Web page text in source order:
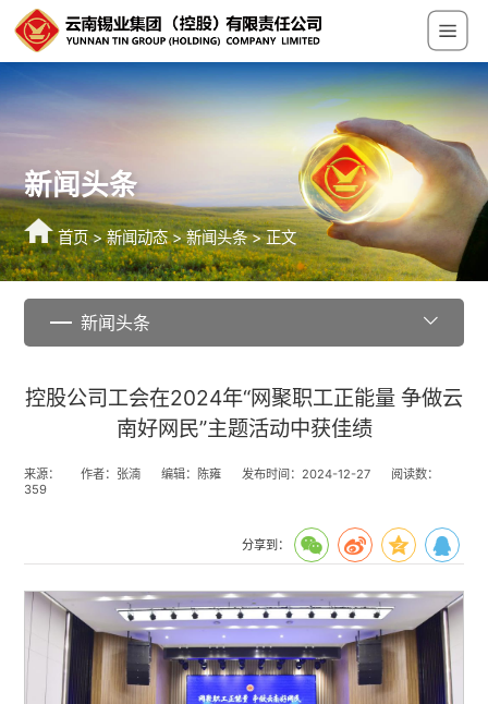
新闻头条
首页>新闻动态>新闻头条> 正文
新闻头条
控股公司工会在2024年“网聚职工正能量 争做云
南好网民”主题活动中获佳绩
来源： 作者：张湳 编辑：陈雍 发布时间：2024-12-27
阅读数：
359
分享到：